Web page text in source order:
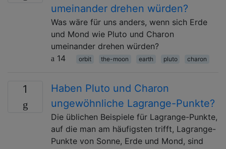
umeinander drehen würden?
Was wäre für uns anders, wenn sich Erde
und Mond wie Pluto und Charon
umeinander drehen würden?
14
orbit the-moon earth pluto charon
1
Haben Pluto und Charon
ungewöhnliche Lagrange-Punkte?
Die üblichen Beispiele für Lagrange-Punkte,
auf die man am häufigsten trifft, Lagrange-
Punkte von Sonne, Erde und Mond, sind